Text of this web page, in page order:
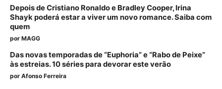
Depois de Cristiano Ronaldo e Bradley Cooper, Irina
Shayk poderá estar a viver um novo romance. Saiba com
quem
por MAGG
Das novas temporadas de “Euphoria” e “Rabo de Peixe”
às estreias. 10 séries para devorar este verão
por Afonso Ferreira